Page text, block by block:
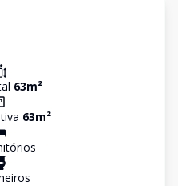
63m²
63m²
s
s